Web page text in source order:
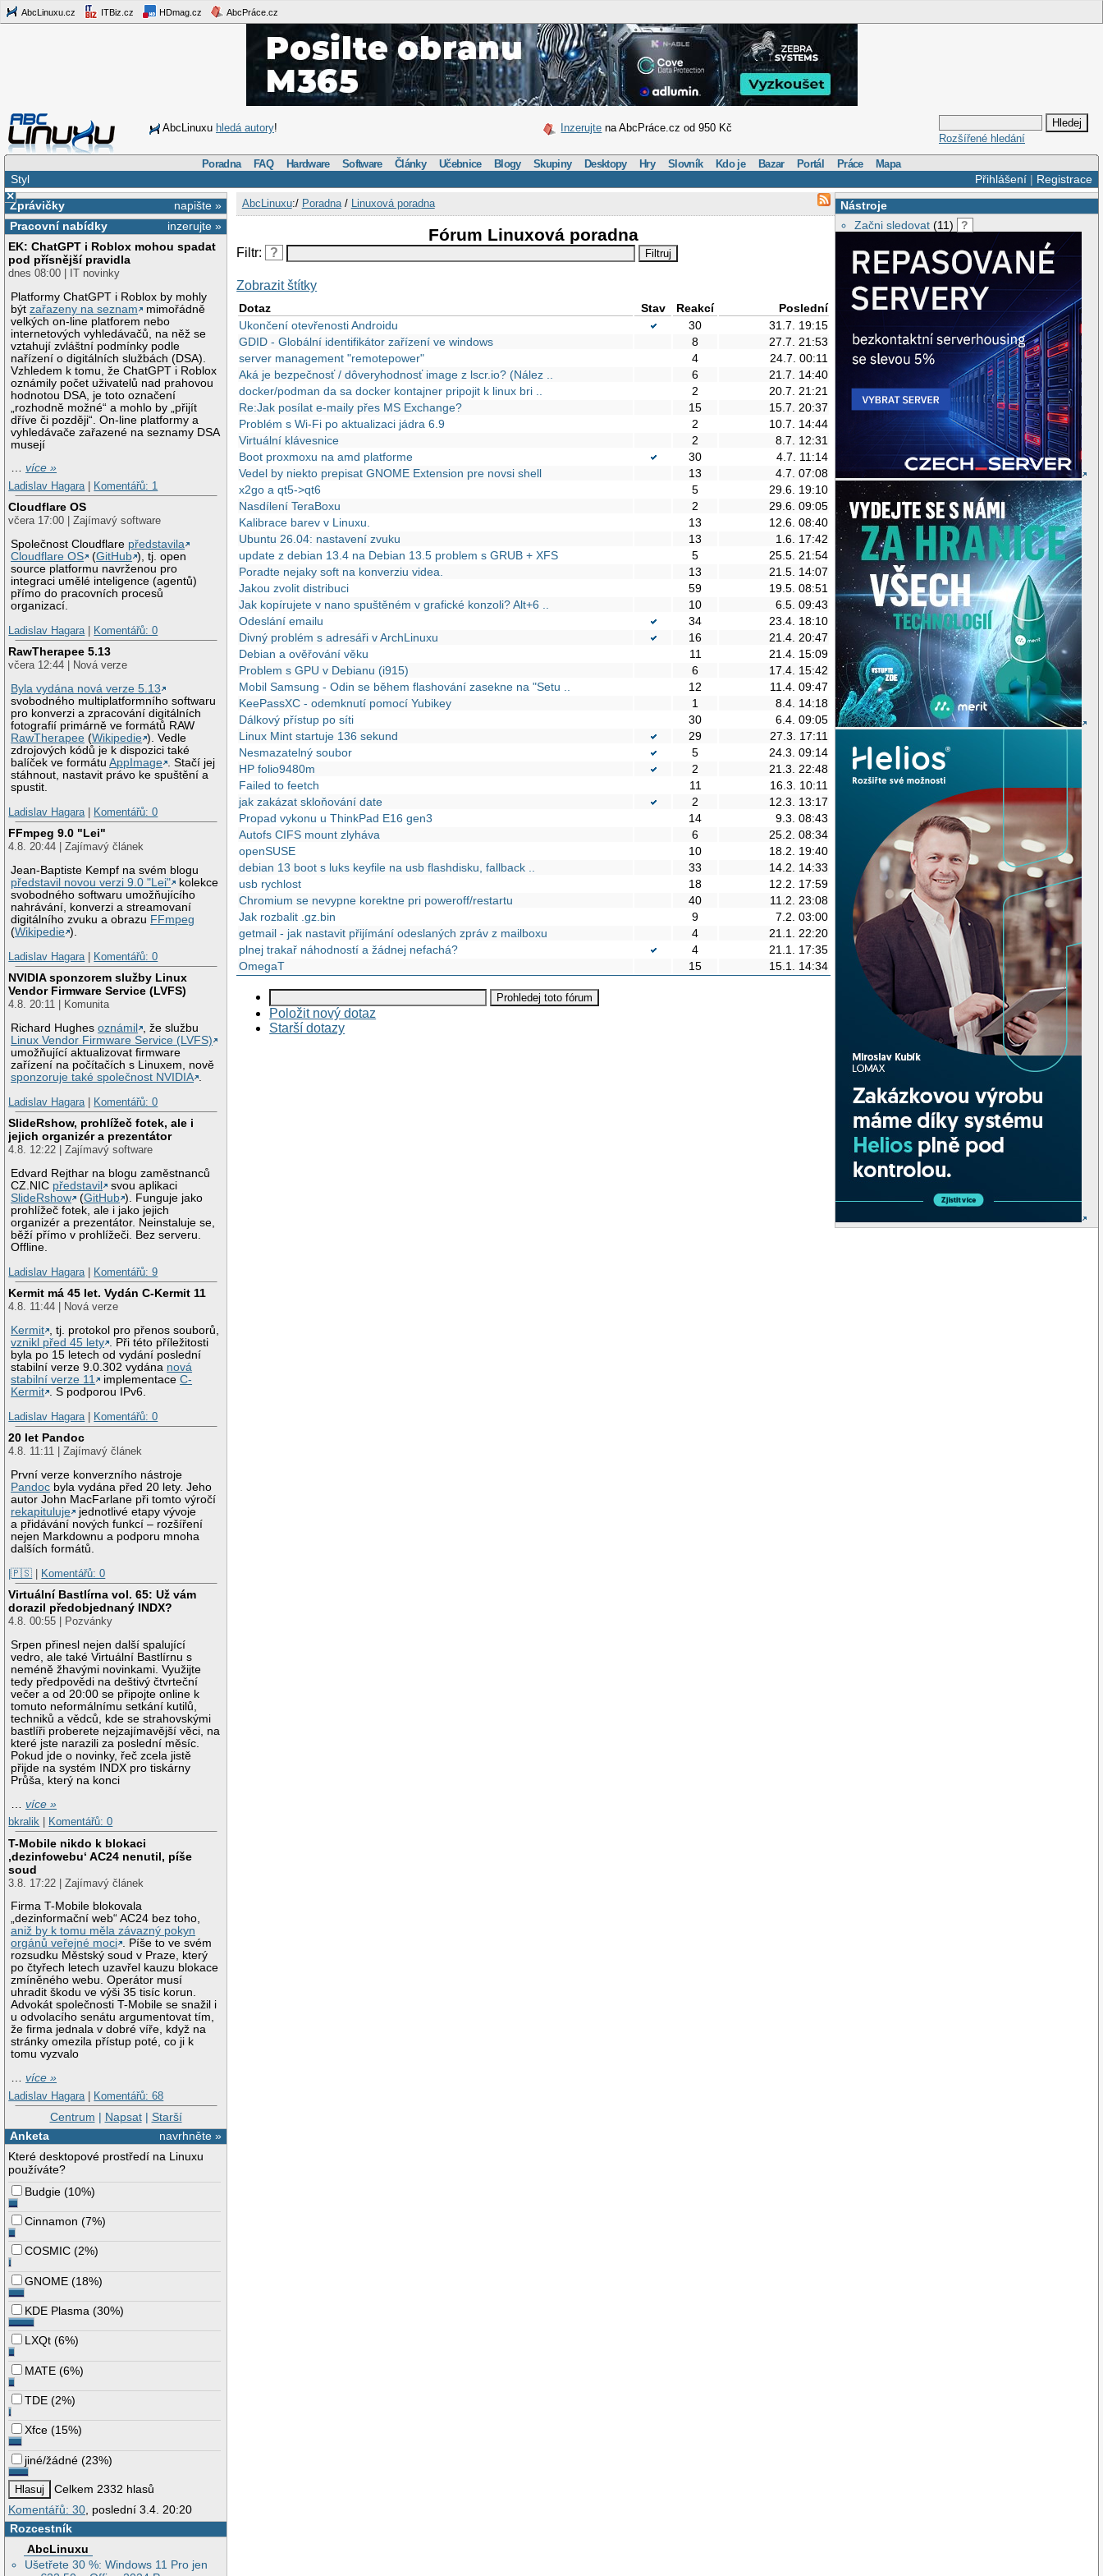
AbcLinuxu.cz ITBiz.cz HDmag.cz AbcPráce.cz
AbcLinuxu hledá autory! Inzerujte na AbcPráce.cz od 950 Kč
Rozšířené hledání
Poradna FAQ Hardware Software Články Učebnice Blogy Skupiny Desktopy Hry Slovník Kdo je Bazar Portál Práce Mapa
Přihlášení| Registrace
Styl
×
napište »
Zprávičky
inzerujte »
Pracovní nabídky
EK: ChatGPT i Roblox mohou spadat
pod přísnější pravidla
dnes 08:00 | IT novinky
Platformy ChatGPT i Roblox by mohly
býtzařazeny na seznam
mimořádně
velkých on-line platforem nebo
internetových vyhledávačů, na něž se
vztahují zvláštní podmínky podle
nařízení o digitálních službách (DSA).
Vzhledem k tomu, že ChatGPT i Roblox
oznámily počet uživatelů nad prahovou
hodnotou DSA, je toto označení
„rozhodně možné“ a mohlo by „přijít
dříve či později“. On-line platformy a
vyhledávače zařazené na seznamy DSA
musejí
…více »
Ladislav Hagara
Komentářů: 1
Cloudflare OS
včera 17:00 | Zajímavý software
Společnost Cloudflare představila
Cloudflare OS
(GitHub ), tj. open
source platformu navrženou pro
integraci umělé inteligence (agentů)
přímo do pracovních procesů
organizací.
Ladislav Hagara
Komentářů: 0
RawTherapee 5.13
včera 12:44 | Nová verze
Byla vydána nová verze 5.13
svobodného multiplatformního softwaru
pro konverzi a zpracování digitálních
fotografií primárně ve formátů RAW
RawTherapee (Wikipedie ). Vedle
zdrojových kódů je k dispozici také
balíček ve formátuAppImage . Stačí jej
stáhnout, nastavit právo ke spuštění a
spustit.
Ladislav Hagara
Komentářů: 0
FFmpeg 9.0 "Lei"
4.8. 20:44 | Zajímavý článek
Jean-Baptiste Kempf na svém blogu
představil novou verzi 9.0 "Lei"
kolekce
svobodného softwaru umožňujícího
nahrávání, konverzi a streamovaní
digitálního zvuku a obrazu FFmpeg
(Wikipedie ).
Ladislav Hagara
Komentářů: 0
NVIDIA sponzorem služby Linux
Vendor Firmware Service (LVFS)
4.8. 20:11 | Komunita
Richard Hughesoznámil
, že službu
Linux Vendor Firmware Service (LVFS)
umožňující aktualizovat firmware
zařízení na počítačích s Linuxem, nově
sponzoruje také společnost NVIDIA .
Ladislav Hagara | Komentářů: 0
SlideRshow, prohlížeč fotek, ale i
jejich organizér a prezentátor
4.8. 12:22 | Zajímavý software
Edvard Rejthar na blogu zaměstnanců
CZ.NIC představil
svou aplikaci
SlideRshow
(GitHub ). Funguje jako
prohlížeč fotek, ale i jako jejich
organizér a prezentátor. Neinstaluje se,
běží přímo v prohlížeči. Bez serveru.
Offline.
Ladislav Hagara | Komentářů: 9
Kermit má 45 let. Vydán C-Kermit 11
4.8. 11:44 | Nová verze
Kermit , tj. protokol pro přenos souborů,
vznikl před 45 lety . Při této příležitosti
byla po 15 letech od vydání poslední
stabilní verze 9.0.302 vydána nová
stabilní verze 11
implementaceC-
Kermit . S podporou IPv6.
Ladislav Hagara | Komentářů: 0
20 let Pandoc
4.8. 11:11 | Zajímavý článek
První verze konverzního nástroje
Pandoc byla vydána před 20 lety. Jeho
autor John MacFarlane při tomto výročí
rekapituluje
jednotlivé etapy vývoje
a přidávání nových funkcí – rozšíření
nejen Markdownu a podporu mnoha
dalších formátů.
|🇵🇸 | Komentářů: 0
Virtuální Bastlírna vol. 65: Už vám
dorazil předobjednaný INDX?
4.8. 00:55 | Pozvánky
Srpen přinesl nejen další spalující
vedro, ale také Virtuální Bastlírnu s
neméně žhavými novinkami. Využijte
tedy předpovědi na deštivý čtvrteční
večer a od 20:00 se připojte online k
tomuto neformálnímu setkání kutilů,
techniků a vědců, kde se strahovskými
bastlíři proberete nejzajímavější věci, na
které jste narazili za poslední měsíc.
Pokud jde o novinky, řeč zcela jistě
přijde na systém INDX pro tiskárny
Průša, který na konci
…více »
bkralik
Komentářů: 0
T-Mobile nikdo k blokaci
‚dezinfowebu‘ AC24 nenutil, píše
soud
3.8. 17:22 | Zajímavý článek
Firma T-Mobile blokovala
„dezinformační web“ AC24 bez toho,
aniž by k tomu měla závazný pokyn
orgánů veřejné moci . Píše to ve svém
rozsudku Městský soud v Praze, který
po čtyřech letech uzavřel kauzu blokace
zmíněného webu. Operátor musí
uhradit škodu ve výši 35 tisíc korun.
Advokát společnosti T-Mobile se snažil i
u odvolacího senátu argumentovat tím,
že firma jednala v dobré víře, když na
stránky omezila přístup poté, co ji k
tomu vyzvalo
…více »
Ladislav Hagara | Komentářů: 68
Centrum | Napsat| Starší
navrhněte »
Anketa
Které desktopové prostředí na Linuxu
používáte?
Budgie (10%)
Cinnamon (7%)
COSMIC (2%)
GNOME (18%)
KDE Plasma (30%)
LXQt (6%)
MATE (6%)
TDE (2%)
Xfce (15%)
jiné/žádné (23%)
Celkem 2332 hlasů
Komentářů: 30, poslední 3.4. 20:20
Rozcestník
AbcLinuxu
Ušetřete 30 %: Windows 11 Pro jen
Nástroje
Začni sledovat (11) ?
AbcLinuxu:/ Poradna/ Linuxová poradna
Fórum Linuxová poradna
Filtr: ?
Zobrazit štítky
Dotaz Stav Reakcí
Poslední
Ukončení otevřenosti Androidu
30
31.7. 19:15
GDID - Globální identifikátor zařízení ve windows
8
27.7. 21:53
server management "remotepower"
4
24.7. 00:11
Aká je bezpečnosť / dôveryhodnosť image z lscr.io? (Nález ..
6
21.7. 14:40
docker/podman da sa docker kontajner pripojit k linux bri ..
2
20.7. 21:21
Re:Jak posílat e-maily přes MS Exchange?
15
15.7. 20:37
Problém s Wi-Fi po aktualizaci jádra 6.9
2
10.7. 14:44
Virtuální klávesnice
2
8.7. 12:31
Boot proxmoxu na amd platforme
30
4.7. 11:14
Vedel by niekto prepisat GNOME Extension pre novsi shell
13
4.7. 07:08
x2go a qt5->qt6
5
29.6. 19:10
Nasdílení TeraBoxu
2
29.6. 09:05
Kalibrace barev v Linuxu.
13
12.6. 08:40
Ubuntu 26.04: nastavení zvuku
13
1.6. 17:42
update z debian 13.4 na Debian 13.5 problem s GRUB + XFS
5
25.5. 21:54
Poradte nejaky soft na konverziu videa.
13
21.5. 14:07
Jakou zvolit distribuci
59
19.5. 08:51
Jak kopírujete v nano spuštěném v grafické konzoli? Alt+6 ..
10
6.5. 09:43
Odeslání emailu
34
23.4. 18:10
Divný problém s adresáři v ArchLinuxu
16
21.4. 20:47
Debian a ověřování věku
11
21.4. 15:09
Problem s GPU v Debianu (i915)
6
17.4. 15:42
Mobil Samsung - Odin se během flashování zasekne na "Setu ..
12
11.4. 09:47
KeePassXC - odemknutí pomocí Yubikey
1
8.4. 14:18
Dálkový přístup po síti
30
6.4. 09:05
Linux Mint startuje 136 sekund
29
27.3. 17:11
Nesmazatelný soubor
5
24.3. 09:14
HP folio9480m
2
21.3. 22:48
Failed to feetch
11
16.3. 10:11
jak zakázat skloňování date
2
12.3. 13:17
Propad vykonu u ThinkPad E16 gen3
14
9.3. 08:43
Autofs CIFS mount zlyháva
6
25.2. 08:34
openSUSE
10
18.2. 19:40
debian 13 boot s luks keyfile na usb flashdisku, fallback ..
33
14.2. 14:33
usb rychlost
18
12.2. 17:59
Chromium se nevypne korektne pri poweroff/restartu
40
11.2. 23:08
Jak rozbalit .gz.bin
9
7.2. 03:00
getmail - jak nastavit přijímání odeslaných zpráv z mailboxu
4
21.1. 22:20
plnej trakař náhodností a žádnej nefachá?
4
21.1. 17:35
OmegaT
15 15.1. 14:34
Položit nový dotaz
Starší dotazy